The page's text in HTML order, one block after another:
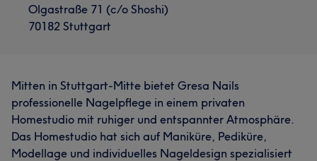
Olgastraße 71 (c/o Shoshi)
70182 Stuttgart
Mitten in Stuttgart-Mitte bietet Gresa Nails
professionelle Nagelpflege in einem privaten
Homestudio mit ruhiger und entspannter Atmosphäre.
Das Homestudio hat sich auf Maniküre, Pediküre,
Modellage und individuelles Nageldesign spezialisiert